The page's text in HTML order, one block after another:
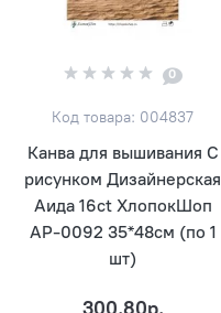
0
Код товара: 004837
Канва для вышивания С
рисунком Дизайнерская
Аида 16ct ХлопокШоп
АР-0092 35*48см (по 1
шт)